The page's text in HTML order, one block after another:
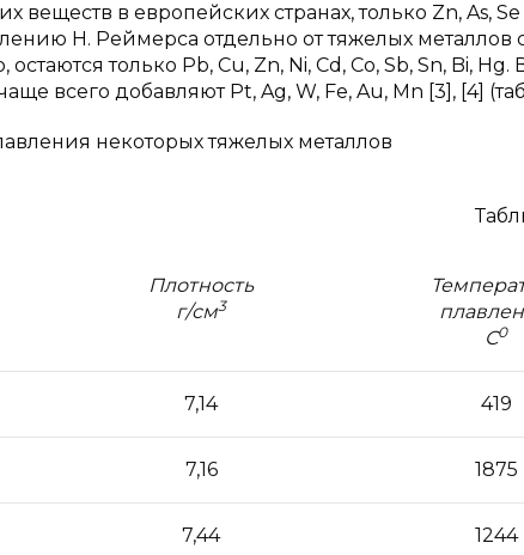
в европейских странах, только Zn, As,
Н. Реймерса отдельно от тяжелых металлов
только Pb, Cu, Zn, Ni, Cd, Co, Sb, Sn, Bi, Hg.
всего добавляют Pt, Ag, W, Fe, Au, Mn [3], [4]
некоторых тяжелых металлов
Плотность
г/см3
С0
7,14 419
7,16 1875
7,44 1244